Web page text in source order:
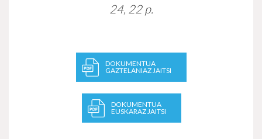
24, 22 p.
DOKUMENTUA
GAZTELANIAZ JAITSI
DOKUMENTUA
EUSKARAZ JAITSI